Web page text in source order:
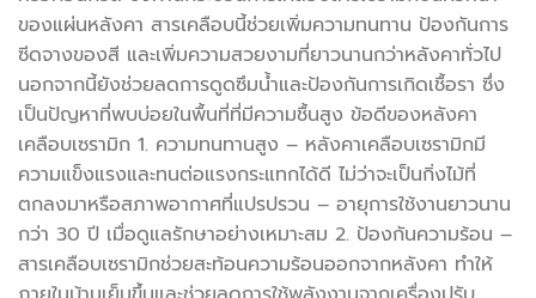
ของแผ่นหลังคา สารเคลือบนี้ช่วยเพิ่มความทนทาน ป้องกันการ
ซีดจางของสี และเพิ่มความสวยงามที่ยาวนานกว่าหลังคาทั่วไป
นอกจากนี้ยังช่วยลดการดูดซึมน้ำและป้องกันการเกิดเชื้อรา ซึ่ง
เป็นปัญหาที่พบบ่อยในพื้นที่ที่มีความชื้นสูง ข้อดีของหลังคา
เคลือบเซรามิก 1. ความทนทานสูง – หลังคาเคลือบเซรามิกมี
ความแข็งแรงและทนต่อแรงกระแทกได้ดี ไม่ว่าจะเป็นกิ่งไม้ที่
ตกลงมาหรือสภาพอากาศที่แปรปรวน – อายุการใช้งานยาวนาน
กว่า 30 ปี เมื่อดูแลรักษาอย่างเหมาะสม 2. ป้องกันความร้อน –
สารเคลือบเซรามิกช่วยสะท้อนความร้อนออกจากหลังคา ทำให้